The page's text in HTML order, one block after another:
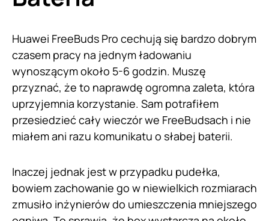
Huawei FreeBuds Pro cechują się bardzo dobrym
czasem pracy na jednym ładowaniu
wynoszącym około 5-6 godzin. Muszę
przyznać, że to naprawdę ogromna zaleta, która
uprzyjemnia korzystanie. Sam potrafiłem
przesiedzieć cały wieczór we FreeBudsach i nie
miałem ani razu komunikatu o słabej baterii.
Inaczej jednak jest w przypadku pudełka,
bowiem zachowanie go w niewielkich rozmiarach
zmusiło inżynierów do umieszczenia mniejszego